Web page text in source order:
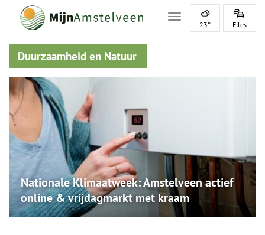
Toggle navigation
23° Files
Duurzaamheid en Natuur
Nationale Klimaatweek: Amstelveen actief
online & vrijdagmarkt met kraam